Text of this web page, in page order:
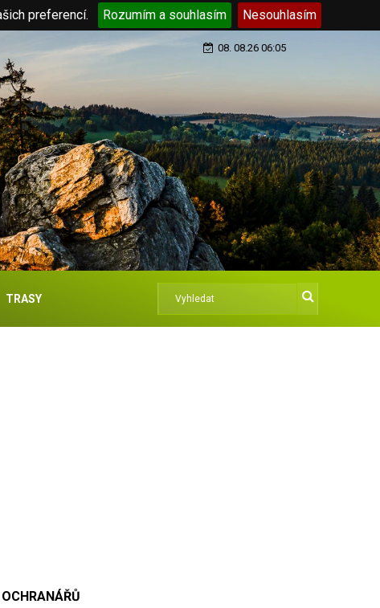
preferencí. Rozumím a souhlasím Nesouhlasím
08. 08.26 06:05
TRASY